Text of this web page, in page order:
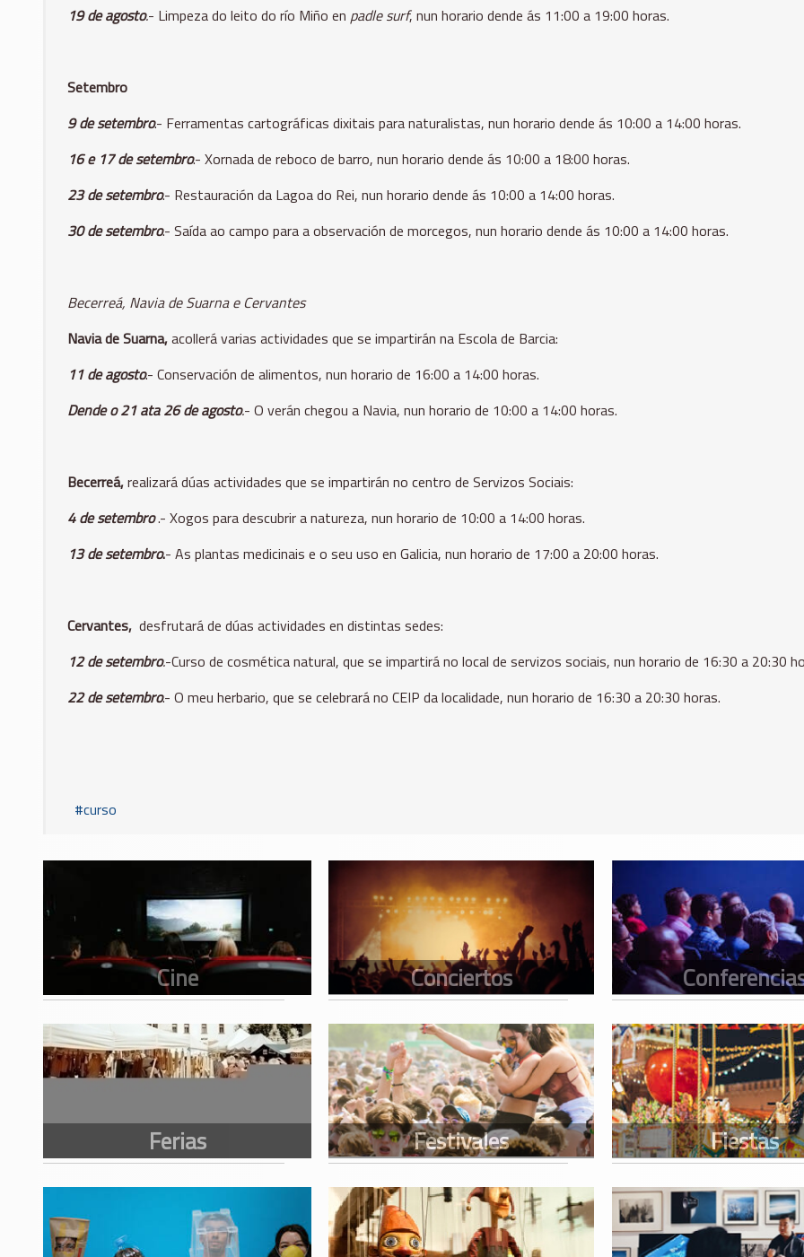
19 de agosto.- Limpeza do leito do río Miño en padle surf, nun horario dende ás 11:00 a 19:00 horas.
Setembro
9 de setembro.- Ferramentas cartográficas dixitais para naturalistas, nun horario dende ás 10:00 a 14:00 horas.
16 e 17 de setembro.- Xornada de reboco de barro, nun horario dende ás 10:00 a 18:00 horas.
23 de setembro.- Restauración da Lagoa do Rei, nun horario dende ás 10:00 a 14:00 horas.
30 de setembro.- Saída ao campo para a observación de morcegos, nun horario dende ás 10:00 a 14:00 horas.
Becerreá, Navia de Suarna e Cervantes
Navia de Suarna,acollerá varias actividades que se impartirán na Escola de Barcia:
11 de agosto.- Conservación de alimentos, nun horario de 16:00 a 14:00 horas.
Dende o 21 ata 26 de agosto.- O verán chegou a Navia, nun horario de 10:00 a 14:00 horas.
Becerreá,realizará dúas actividades que se impartirán no centro de Servizos Sociais:
4 de setembro.- Xogos para descubrir a natureza, nun horario de 10:00 a 14:00 horas.
13 de setembro.- As plantas medicinais e o seu uso en Galicia, nun horario de 17:00 a 20:00 horas.
Cervantes, desfrutará de dúas actividades en distintas sedes:
12 de setembro.-Curso de cosmética natural, que se impartirá no local de servizos sociais, nun horario de 16:30 a 20:30
22 de setembro.- O meu herbario, que se celebrará no CEIP da localidade, nun horario de 16:30 a 20:30 horas.
curso